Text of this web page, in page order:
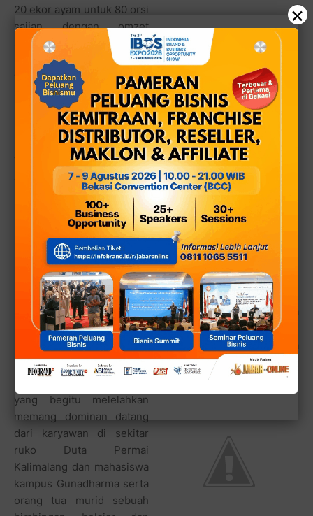
20 ekor ayam untuk 80 orsi
sajian dengan omzet
sedikitnya 2 s/d 3 juta per
hari. Kantin Ratu Ayam
yang dimiliki oleh Tuti Eno
Simatupang ini dikelola
berdua dengan anak
perempuannya yang
bernama Evelina Esther.
Walaupun anaknya itu masih bekerja di sebuah biro travel
agent, tapi hampir setiap harinya Evelin membantu
mamanya di saat-saat ramai.
"Peak hour nya pas jam
makan siang mulai dari jam
11 sampai dengan jam 2
siang. Sedangkan kami
biasanya hanya buka pada
hari Senin hingga Sabtu
saja," aku Evelin kepada
kelanakuliner.com
Keramaian pengunjung
yang begitu melelahkan
memang dominan datang
dari karyawan di sekitar
ruko Duta Permai
Kalimalang dan mahasiswa
kampus Gunadharma serta
orang tua murid sebuah
×